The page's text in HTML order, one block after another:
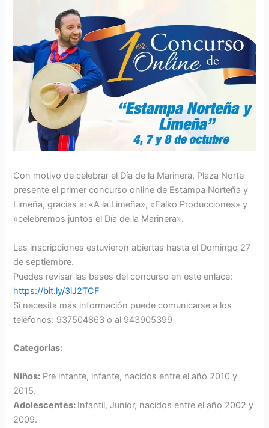
Con motivo de celebrar el Día de la Marinera, Plaza Norte
presente el primer concurso online de Estampa Norteña y
Limeña, gracias a: «A la Limeña», «Falko Producciones» y
«celebremos juntos el Día de la Marinera».
Las inscripciones estuvieron abiertas hasta el Domingo 27
de septiembre.
Puedes revisar las bases del concurso en este enlace:
https://bit.ly/3iJ2TCF
Si necesita más información puede comunicarse a los
teléfonos: 937504863 o al 943905399
Categorías:
Niños: Pre infante, infante, nacidos entre el año 2010 y
2015.
Adolescentes: Infantil, Junior, nacidos entre el año 2002 y
2009.